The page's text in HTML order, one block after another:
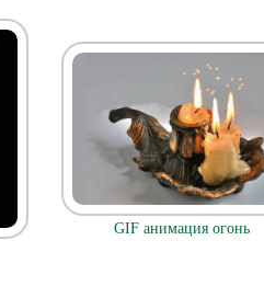
GIF анимация огонь